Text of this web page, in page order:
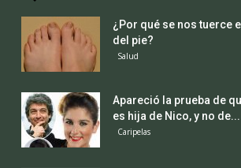
¿Por qué se nos tuerce
del pie?
Salud
Apareció la prueba de
es hija de Nico, y no de...
Caripelas